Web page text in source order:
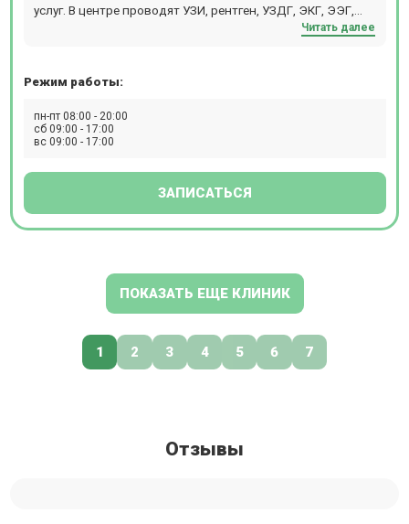
услуг. В центре проводят УЗИ, рентген, УЗДГ, ЭКГ, ЭЭГ,
Читать далее
Режим работы:
пн-пт 08:00 - 20:00
сб 09:00 - 17:00
вс 09:00 - 17:00
ЗАПИСАТЬСЯ
ПОКАЗАТЬ ЕЩЕ КЛИНИК
1 2 3 4 5 6 7
Отзывы